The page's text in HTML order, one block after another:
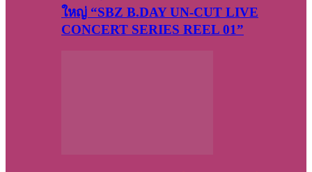
ใหญ่ “SBZ B.DAY UN-CUT LIVE
CONCERT SERIES REEL 01”